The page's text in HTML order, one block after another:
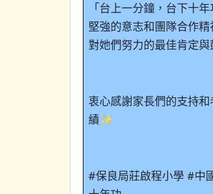
「台上一分鐘，台下十
堅強的意志和團隊合作
對她們努力的最佳肯定
衷心感謝家長們的支持
績✨
#保良局莊啟程小學 #中